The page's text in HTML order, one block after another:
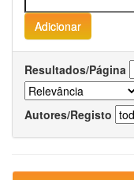
Resultados/Página
Autores/Registo